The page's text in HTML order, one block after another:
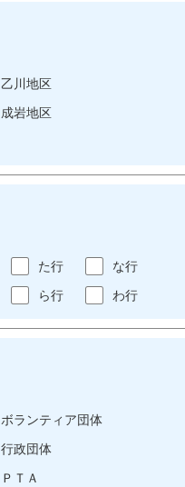
乙川地区
成岩地区
た行
な行
ら行 わ行
ボランティア団体
行政団体
ＰＴＡ